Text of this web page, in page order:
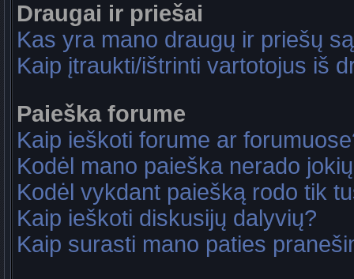
Draugai ir priešai
Kas yra mano draugų ir priešų
Kaip įtraukti/ištrinti vartotojus iš
Paieška forume
Kaip ieškoti forume ar
Kodėl mano paieška nerado
Kodėl vykdant paiešką rodo tik
Kaip ieškoti diskusijų dalyvių?
Kaip surasti mano paties